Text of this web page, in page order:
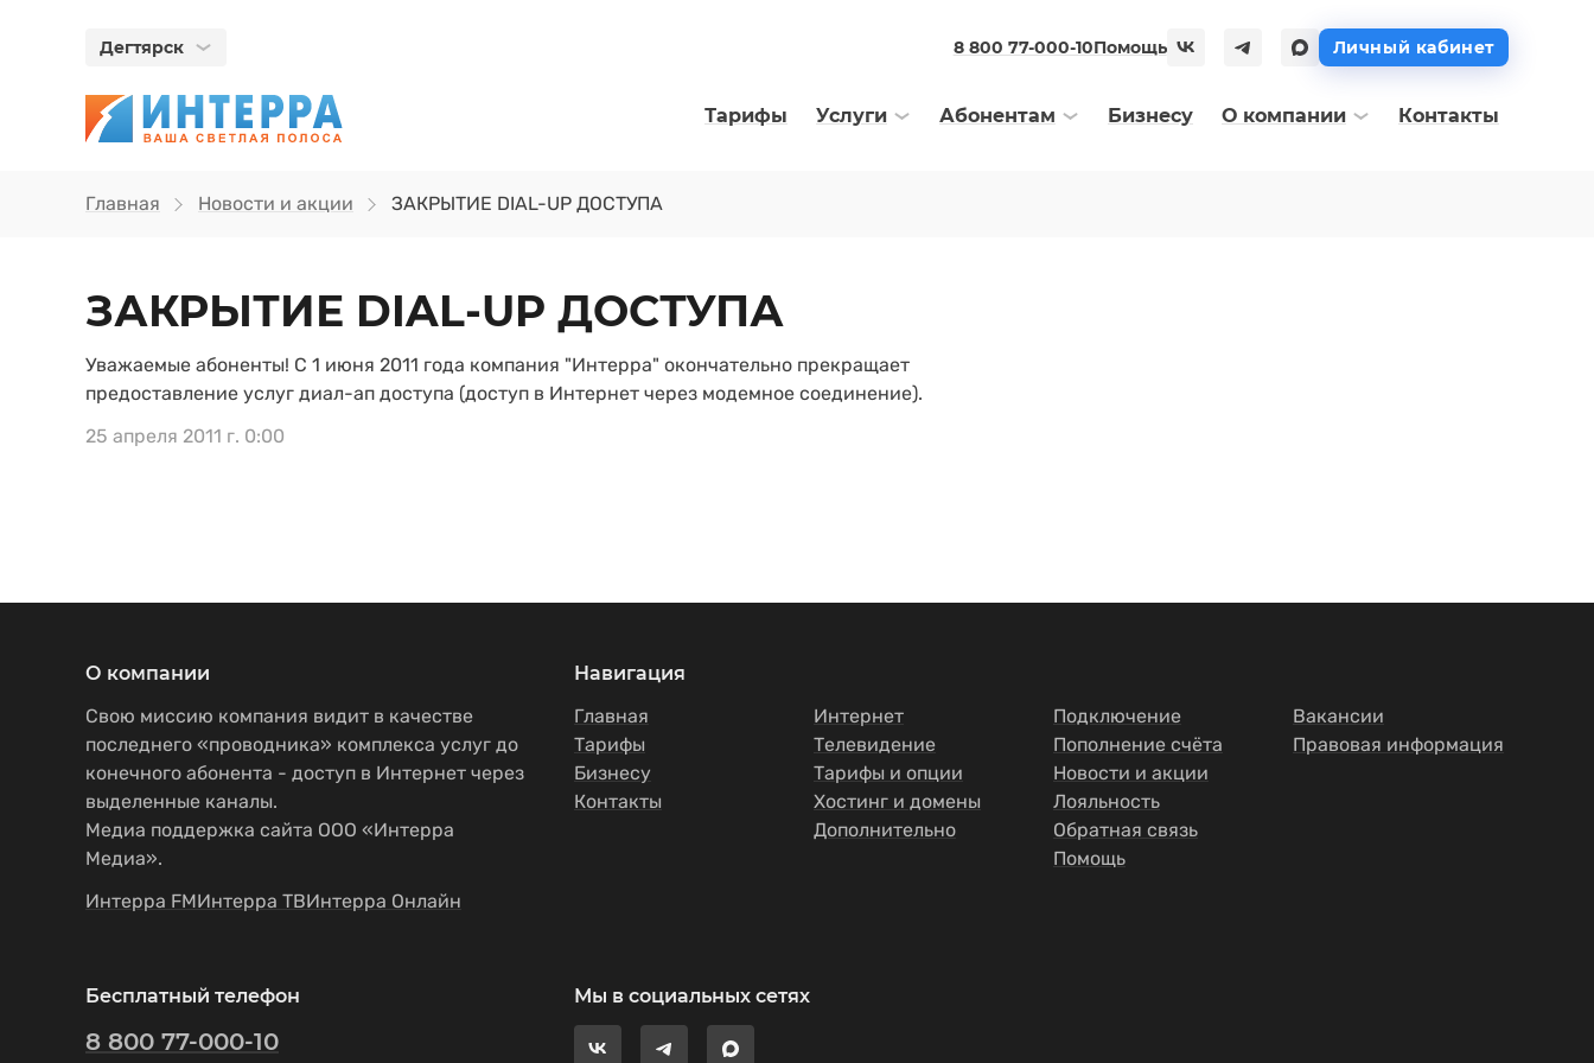
Дегтярск 8 800 77-000-10Помощь Личный кабинет
Тарифы Услуги Абонентам Бизнесу О компании Контакты
Главная Новости и акции ЗАКРЫТИЕ DIAL-UP ДОСТУПА
ЗАКРЫТИЕ DIAL-UP ДОСТУПА
Уважаемые абоненты! С 1 июня 2011 года компания "Интерра" окончательно прекращает
предоставление услуг диал-ап доступа (доступ в Интернет через модемное соединение).
25 апреля 2011 г. 0:00
О компании
Свою миссию компания видит в качестве
последнего «проводника» комплекса услуг до
конечного абонента - доступ в Интернет через
выделенные каналы.
Медиа поддержка сайта ООО «Интерра
Медиа».
Интерра FMИнтерра ТВИнтерра Онлайн
Навигация
Главная
Тарифы
Бизнесу
Контакты
Интернет
Телевидение
Тарифы и опции
Хостинг и домены
Дополнительно
Подключение
Пополнение счёта
Новости и акции
Лояльность
Обратная связь
Помощь
Вакансии
Правовая информация
Бесплатный телефон
8 800 77-000-10
Мы в социальных сетях